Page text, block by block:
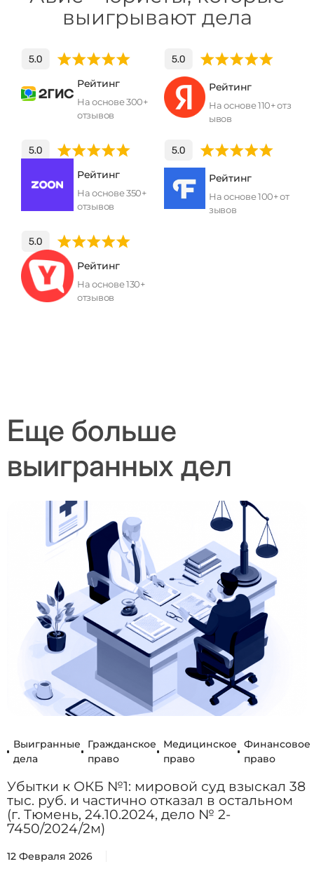
выигрывают дела
Рейтинг
На основе 300+
отзывов
Рейтинг
На основе 110+ отз
ывов
Рейтинг
На основе 350+
отзывов
Рейтинг
На основе 100+ от
зывов
Рейтинг
На основе 130+
отзывов
Еще больше
выигранных дел
Выигранные
дела
Гражданское
право
Медицинское
право
Финансовое
право
Убытки к ОКБ №1: мировой суд взыскал 38
тыс. руб. и частично отказал в остальном
(г. Тюмень, 24.10.2024, дело № 2-
7450/2024/2м)
12 Февраля 2026